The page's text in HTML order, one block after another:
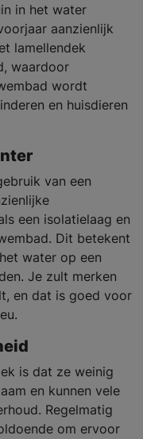
in het water
aanzienlijk
lamellendek
waardoor
wordt
en huisdieren
van een
een isolatielaag en
Dit betekent
water op een
Je zult merken
en dat is goed voor
is dat ze weinig
en kunnen vele
Regelmatig
om ervoor